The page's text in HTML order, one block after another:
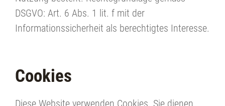
DSGVO: Art. 6 Abs. 1 lit. f mit der
Informationssicherheit als berechtigtes Interesse.
Cookies
Diese Website verwenden Cookies. Sie dienen